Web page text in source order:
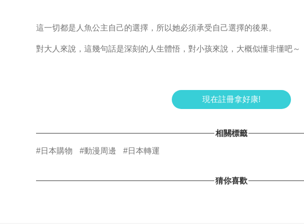
這一切都是人魚公主自己的選擇，所以她必須承受自己選擇的後果。
對大人來說，這幾句話是深刻的人生體悟，對小孩來說，大概似懂非懂吧～
現在註冊拿好康!
相關標籤
#日本購物 #動漫周邊 #日本轉運
猜你喜歡